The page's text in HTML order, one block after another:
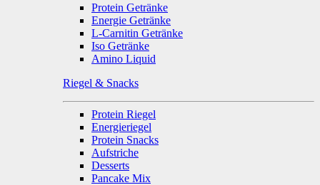
Protein Getränke
Energie Getränke
L-Carnitin Getränke
Iso Getränke
Amino Liquid
Riegel & Snacks
Protein Riegel
Energieriegel
Protein Snacks
Aufstriche
Desserts
Pancake Mix